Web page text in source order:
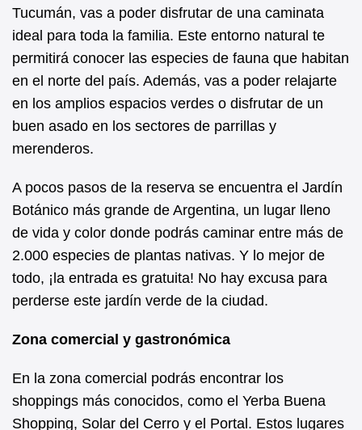
Tucumán, vas a poder disfrutar de una caminata
ideal para toda la familia. Este entorno natural te
permitirá conocer las especies de fauna que habitan
en el norte del país. Además, vas a poder relajarte
en los amplios espacios verdes o disfrutar de un
buen asado en los sectores de parrillas y
merenderos.
A pocos pasos de la reserva se encuentra el Jardín
Botánico más grande de Argentina, un lugar lleno
de vida y color donde podrás caminar entre más de
2.000 especies de plantas nativas. Y lo mejor de
todo, ¡la entrada es gratuita! No hay excusa para
perderse este jardín verde de la ciudad.
Zona comercial y gastronómica
En la zona comercial podrás encontrar los
shoppings más conocidos, como el Yerba Buena
Shopping, Solar del Cerro y el Portal. Estos lugares